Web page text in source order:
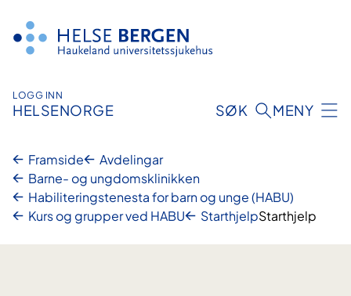
innhald
LOGG INN
HELSENORGE SØK MENY
Framside
Avdelingar
Barne- og ungdomsklinikken
Habiliterings­tenesta for barn og unge (HABU)
Kurs og grupper ved HABU
StarthjelpStarthjelp